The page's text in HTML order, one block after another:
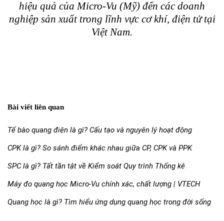
hiệu quả của Micro-Vu (Mỹ) đến các doanh
nghiệp sản xuất trong lĩnh vực cơ khí, điện tử tại
Việt Nam.
Bài viết liên quan
Tế bào quang điện là gì? Cấu tạo và nguyên lý hoạt động
CPK là gì? So sánh điểm khác nhau giữa CP, CPK và PPK
SPC là gì? Tất tần tật về Kiểm soát Quy trình Thống kê
Máy đo quang học Micro-Vu chính xác, chất lượng | VTECH
Quang học là gì? Tìm hiểu ứng dụng quang học trong đời sống